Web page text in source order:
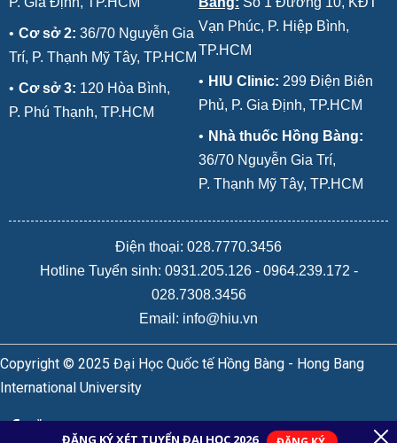
• Cơ sở 2: 36/70 Nguyễn Gia
Trí, P. Thạnh Mỹ Tây, TP.HCM
• Cơ sở 3: 120 Hòa Bình,
P. Phú Thạnh, TP.HCM
Vạn Phúc, P. Hiệp Bình,
TP.HCM
• HIU Clinic: 299 Điện Biên
Phủ, P. Gia Định, TP.HCM
• Nhà thuốc Hồng Bàng:
36/70 Nguyễn Gia Trí,
P. Thạnh Mỹ Tây, TP.HCM
Điện thoại: 028.7770.3456
Hotline Tuyển sinh: 0931.205.126- 0964.239.172 -
028.7308.3456
Email: info@hiu.vn
Copyright © 2025 Đại Học Quốc tế Hồng Bàng - Hong Bang
International University